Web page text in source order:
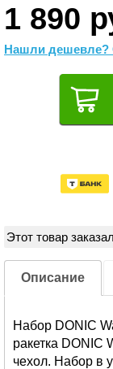
1 890
Нашли дешевле?
Этот товар
Описание
Набор DONIC
ракетка DONIC
чехол. Набор в